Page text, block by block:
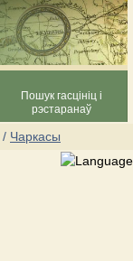
Пошук гасцініц і
рэстаранаў
/ Чаркасы